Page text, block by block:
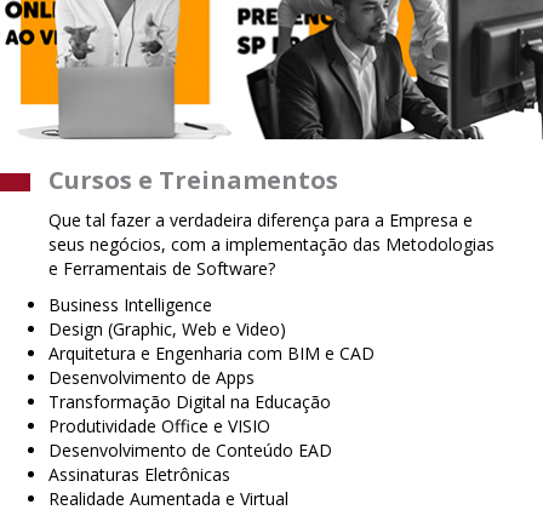
Cursos e Treinamentos
Que tal fazer a verdadeira diferença para a Empresa e
seus negócios, com a implementação das Metodologias
e Ferramentais de Software?
Business Intelligence
Design (Graphic, Web e Video)
Arquitetura e Engenharia com BIM e CAD
Desenvolvimento de Apps
Transformação Digital na Educação
Produtividade Office e VISIO
Desenvolvimento de Conteúdo EAD
Assinaturas Eletrônicas
Realidade Aumentada e Virtual